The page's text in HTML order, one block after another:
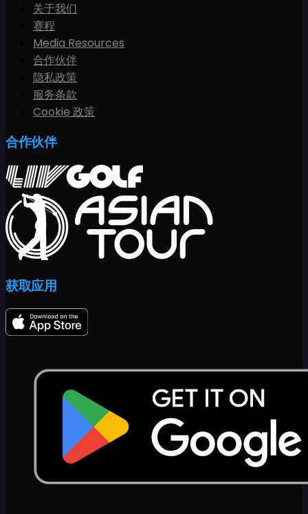
关于我们
赛程
Media Resources
合作伙伴
隐私政策
服务条款
Cookie 政策
合作伙伴
获取应用